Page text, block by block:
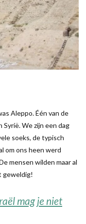
Aleppo. Één van de
We zijn een dag
soeks, de typisch
om ons heen werd
mensen wilden maar al
geweldig!
mag je niet